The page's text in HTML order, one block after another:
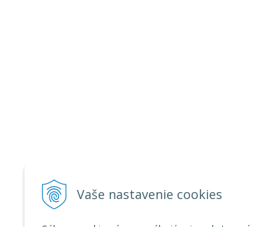
Vaše nastavenie cookies